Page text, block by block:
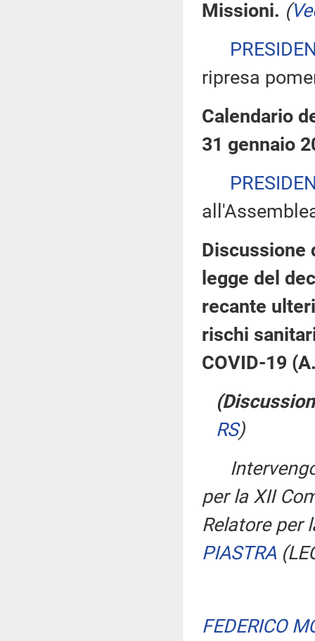
Missioni. (
ripresa
Calendario
31 gennaio
Discussione
legge del
recante
rischi
COVID-19
RS)
per la XII
Relatore per
PIASTRA
FEDERICO